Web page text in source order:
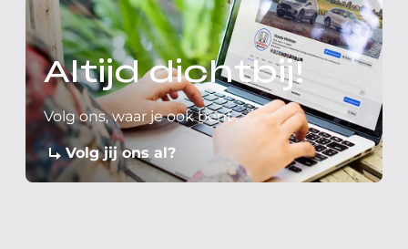
Altijd dichtbij!
Volg ons, waar je ook bent
Volg jij ons al?